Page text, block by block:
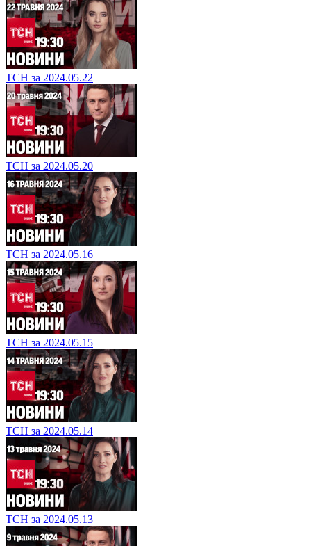
ТСН за 2024.05.22
ТСН за 2024.05.20
ТСН за 2024.05.16
ТСН за 2024.05.15
ТСН за 2024.05.14
ТСН за 2024.05.13